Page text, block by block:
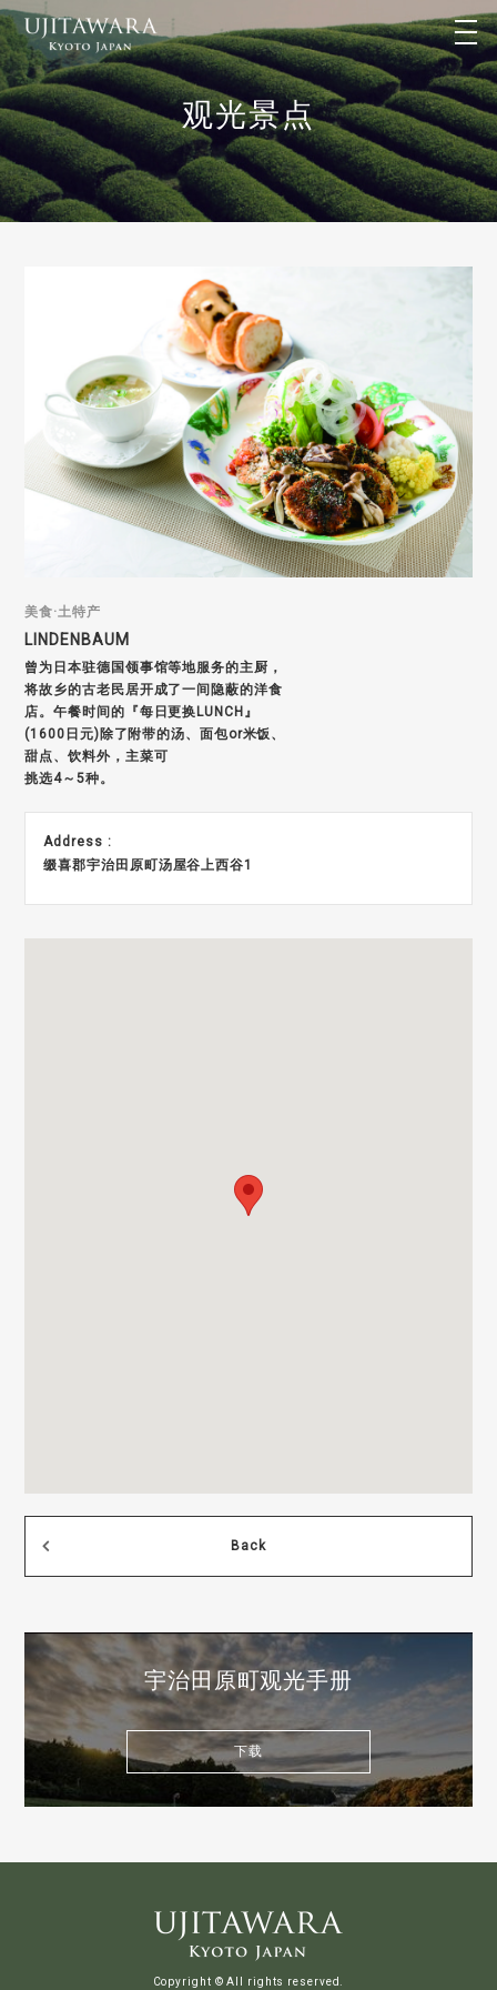
t
o
g
l
e
n
a
v
i
g
a
t
观光景点
美食·土特产
LINDENBAUM
曾为日本驻德国领事馆等地服务的主厨，
将故乡的古老民居开成了一间隐蔽的洋食
店。午餐时间的『每日更换LUNCH』
(1600日元)除了附带的汤、面包or米饭、
甜点、饮料外，主菜可
挑选4～5种。
Address :
缀喜郡宇治田原町汤屋谷上西谷1
Back
宇治田原町观光手册
下载
Copyright © All rights reserved.